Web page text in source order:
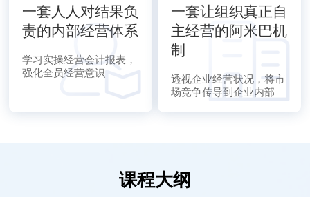
一套人人对结果负
责的内部经营体系
学习实操经营会计报表，
强化全员经营意识
一套让组织真正自
主经营的阿米巴机
制
透视企业经营状况，将市
场竞争传导到企业内部
课程大纲